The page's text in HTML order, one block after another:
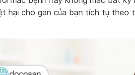
hại cho gan của bạn tích tụ theo